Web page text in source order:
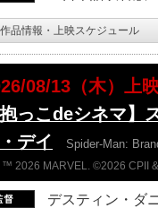
作品情報・上映スケジュール
08/13（木）上
抱っこdeシネマ】
デイ
Spider-Man:
2026 MARVEL. ©2026 CPII
デスティン・ダ